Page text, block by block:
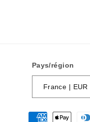
Pays/région
Moyens